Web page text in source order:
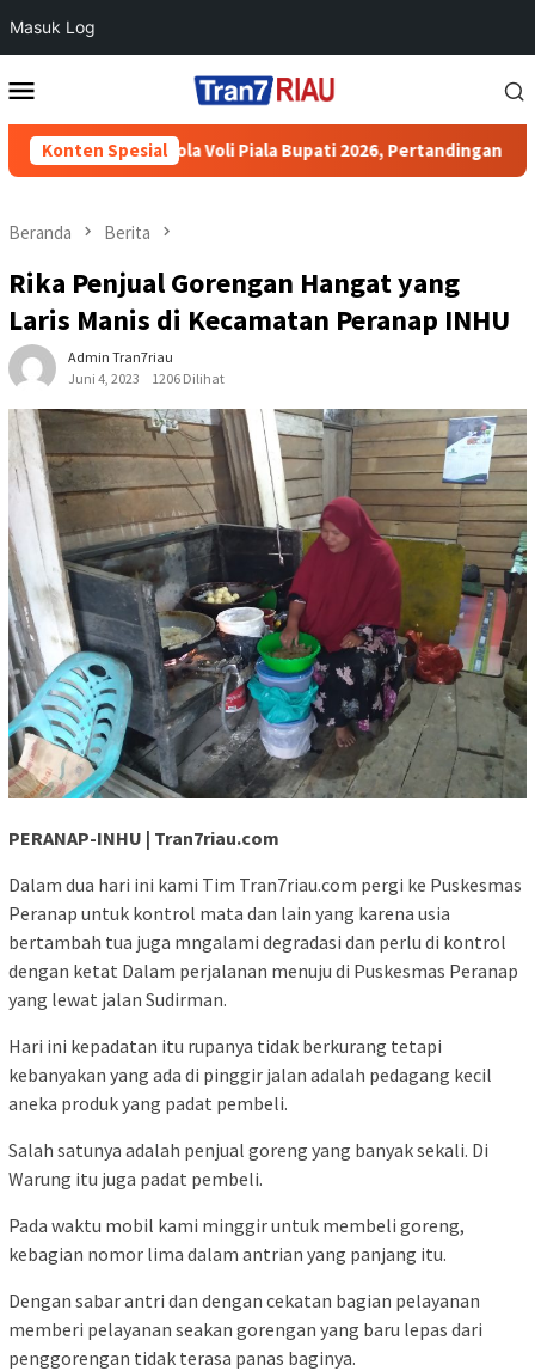
Masuk Log
ke
Mobile
Konten Spesial
Bola Voli Piala Bupati 2026, Pertandingan Berjalan
Beranda Berita
Rika Penjual Gorengan Hangat yang
Laris Manis di Kecamatan Peranap INHU
Admin Tran7riau
Juni 4, 2023
1206 Dilihat
PERANAP-INHU | Tran7riau.com
Dalam dua hari ini kami Tim Tran7riau.com pergi ke Puskesmas
Peranap untuk kontrol mata dan lain yang karena usia
bertambah tua juga mngalami degradasi dan perlu di kontrol
dengan ketat Dalam perjalanan menuju di Puskesmas Peranap
yang lewat jalan Sudirman.
Hari ini kepadatan itu rupanya tidak berkurang tetapi
kebanyakan yang ada di pinggir jalan adalah pedagang kecil
aneka produk yang padat pembeli.
Salah satunya adalah penjual goreng yang banyak sekali. Di
Warung itu juga padat pembeli.
Pada waktu mobil kami minggir untuk membeli goreng,
kebagian nomor lima dalam antrian yang panjang itu.
Dengan sabar antri dan dengan cekatan bagian pelayanan
memberi pelayanan seakan gorengan yang baru lepas dari
penggorengan tidak terasa panas baginya.